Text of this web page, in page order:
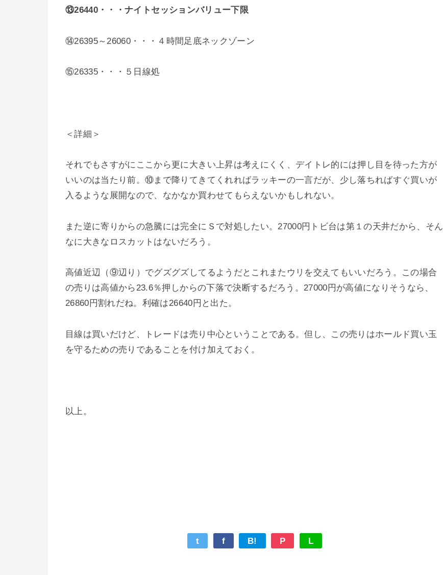
⑬26440 ・・・ナイトセッションバリュー下限
⑭26395～26060・・・４時間足底ネックゾーン
⑮26335・・・５日線処
＜詳細＞
それでもさすがにここから更に大きい上昇は考えにくく、デイトレ的には押し目を待った方が
いいのは当たり前。⑩まで降りてきてくれればラッキーの一言だが、少し落ちればすぐ買いが
入るような展開なので、なかなか買わせてもらえないかもしれない。
また逆に寄りからの急騰には完全にＳで対処したい。27000円トビ台は第１の天井だから、そん
なに大きなロスカットはないだろう。
高値近辺（⑨辺り）でグズグズしてるようだとこれまたウリを交えてもいいだろう。この場合
の売りは高値から23.6％押しからの下落で決断するだろう。27000円が高値になりそうなら、
26860円割れだね。利確は26640円と出た。
目線は買いだけど、トレードは売り中心ということである。但し、この売りはホールド買い玉
を守るための売りであることを付け加えておく。
以上。
t f B! P L